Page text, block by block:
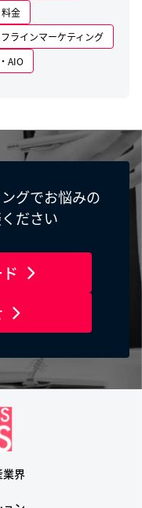
金
ラインマーケティング
AIO
グでお悩みの
ださい
業界